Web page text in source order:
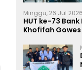
Minggu, 26 Jul
HUT ke-73
Khofifah